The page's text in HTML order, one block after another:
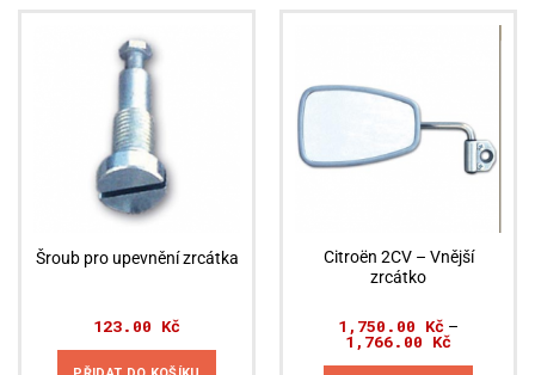
Šroub pro upevnění zrcátka
123.00 Kč
Citroën 2CV – Vnější
zrcátko
1,750.00 Kč –
1,766.00 Kč